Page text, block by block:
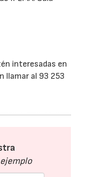
interesadas en
llamar al 93 253
ejemplo